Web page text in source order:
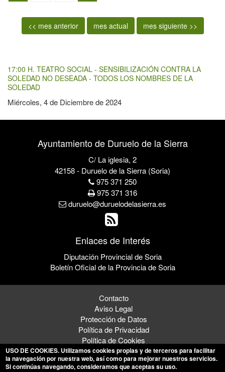
<< mes anterior mes actual mes siguiente >>
17:00 H. TEATRO SOCIAL - SENSIBILIZACIÓN CONTRA LA
SOLEDAD NO DESEADA - TODOS LOS NOMBRES DE LA
SOLEDAD
Miércoles, 4 de Diciembre de 2024
Ayuntamiento de Duruelo de la Sierra
C/ La iglesia, 2
42158 - Duruelo de la Sierra (Soria)
975 371 250
975 371 316
duruelo@duruelodelasierra.es
Enlaces de Interés
Diputación Provincial de Soria
Boletín Oficial de la Provincia de Soria
Contacto
Aviso Legal
Protección de Datos
Política de Privacidad
Política de Cookies
USO DE COOKIES. Utilizamos cookies propias y de terceros para facilitar
la navegación por nuestra web, así como para mejorar nuestros servicios.
Si continúas navegando, consideramos que aceptas su uso.